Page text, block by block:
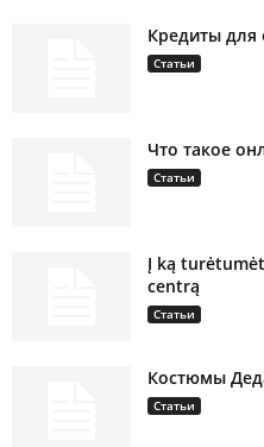
Кредиты для
Статьи
Что такое
Статьи
Į ką
centrą
Статьи
Костюмы
Статьи